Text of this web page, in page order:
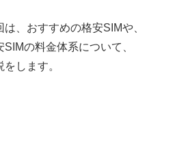
は、おすすめの格安SIMや、
SIMの料金体系について、
をします。